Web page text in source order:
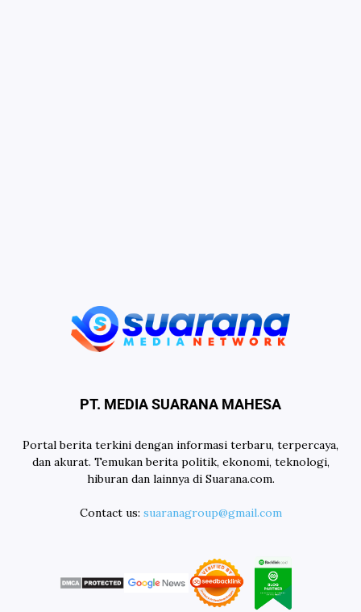
PT. MEDIA SUARANA MAHESA
Portal berita terkini dengan informasi terbaru, terpercaya,
dan akurat. Temukan berita politik, ekonomi, teknologi,
hiburan dan lainnya di Suarana.com.
Contact us: suaranagroup@gmail.com